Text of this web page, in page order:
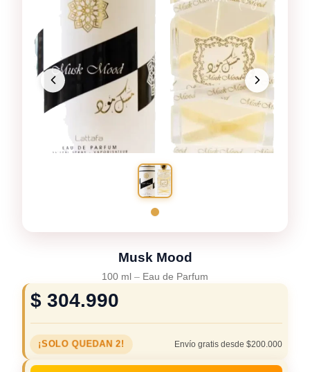
Musk Mood
100 ml – Eau de Parfum
$ 304.990
¡SOLO QUEDAN 2! Envío gratis desde $200.000